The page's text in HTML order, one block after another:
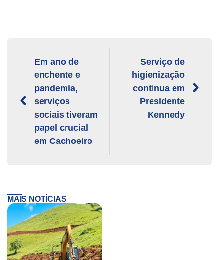
Em ano de
enchente e
pandemia,
serviços
sociais tiveram
papel crucial
em Cachoeiro
Serviço de
higienização
continua em
Presidente
Kennedy
MAIS NOTÍCIAS